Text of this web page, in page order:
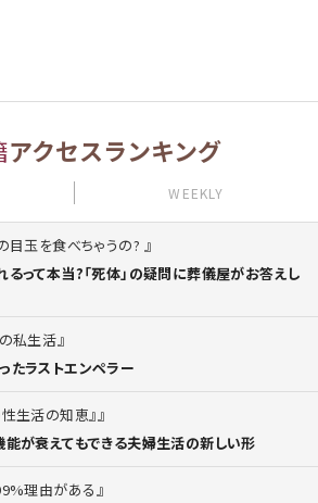
アクセスランキング
WEEKLY
目玉を食べちゃうの?
るって本当?「死体」の疑問に葬儀屋がお答えし
私生活
たラストエンペラー
生活の知恵』
が衰えてもできる夫婦生活の新しい形
理由がある